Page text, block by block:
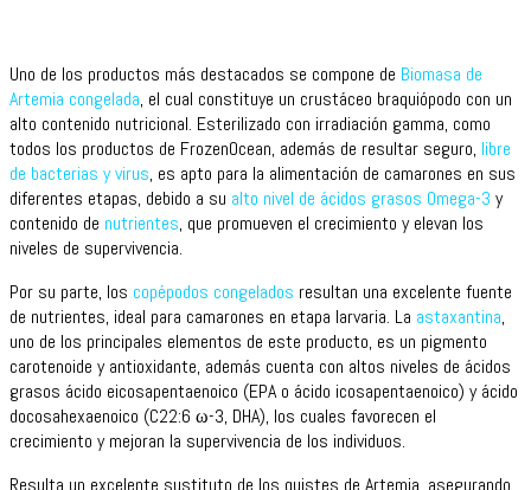
Uno de los productos más destacados se compone de Biomasa de
Artemia congelada, el cual constituye un crustáceo braquiópodo con un
alto contenido nutricional. Esterilizado con irradiación gamma, como
todos los productos de FrozenOcean, además de resultar seguro, libre
de bacterias y virus, es apto para la alimentación de camarones en sus
diferentes etapas, debido a su alto nivel de ácidos grasos Omega-3 y
contenido de nutrientes, que promueven el crecimiento y elevan los
niveles de supervivencia.
Por su parte, los copépodos congelados resultan una excelente fuente
de nutrientes, ideal para camarones en etapa larvaria. La astaxantina,
uno de los principales elementos de este producto, es un pigmento
carotenoide y antioxidante, además cuenta con altos niveles de ácidos
grasos ácido eicosapentaenoico (EPA o ácido icosapentaenoico) y ácido
docosahexaenoico (C22:6 ω-3, DHA), los cuales favorecen el
crecimiento y mejoran la supervivencia de los individuos.
Resulta un excelente sustituto de los quistes de Artemia, asegurando